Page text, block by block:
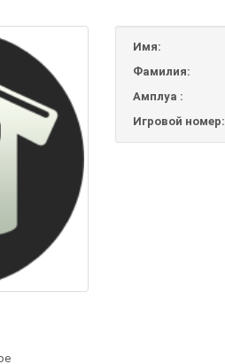
Имя:
Фамилия:
Амплуа :
Игровой номер: